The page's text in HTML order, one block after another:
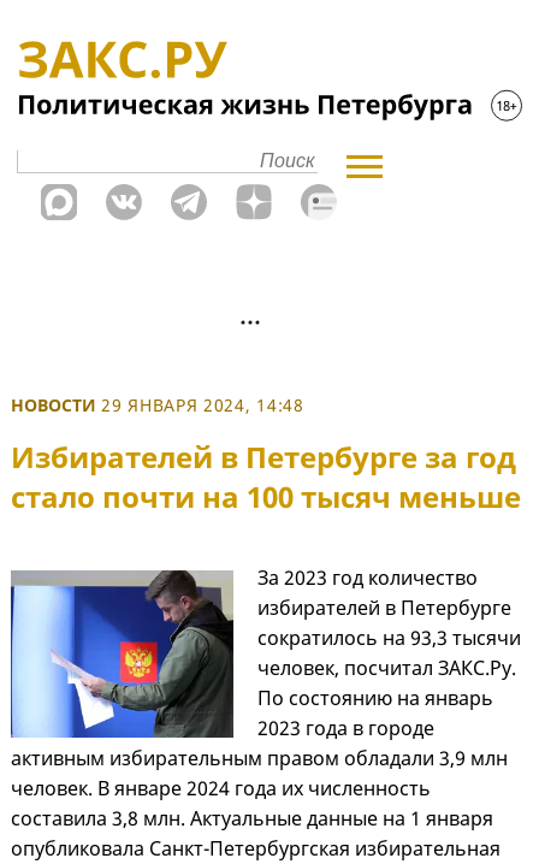
НОВОСТИ 29 ЯНВАРЯ 2024, 14:48
Избирателей в Петербурге за год
стало почти на 100 тысяч меньше
За 2023 год количество
избирателей в Петербурге
сократилось на 93,3 тысячи
человек, посчитал ЗАКС.Ру.
По состоянию на январь
2023 года в городе
активным избирательным правом обладали 3,9 млн
человек. В январе 2024 года их численность
составила 3,8 млн. Актуальные данные на 1 января
опубликовала Санкт-Петербургская избирательная